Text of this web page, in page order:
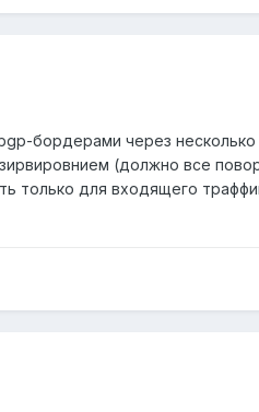
бордерами через
(должно все
только для входящего